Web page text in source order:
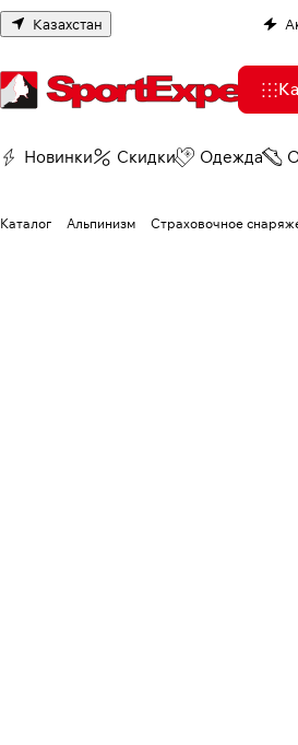
Казахстан
Новинки Скидки Одежда
Каталог Альпинизм Страховочное